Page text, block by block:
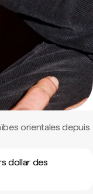
orientales depuis
dollar des